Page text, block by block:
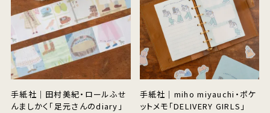
手紙社｜田村美紀・ロールふせ
んましかく「足元さんのdiary」
手紙社｜miho miyauchi・ポケ
ットメモ「DELIVERY GIRLS」